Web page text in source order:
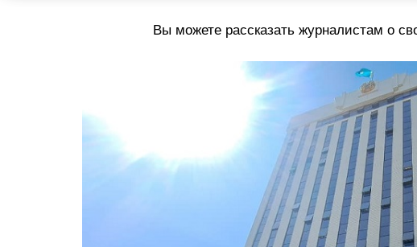
Вы можете рассказать журналистам о